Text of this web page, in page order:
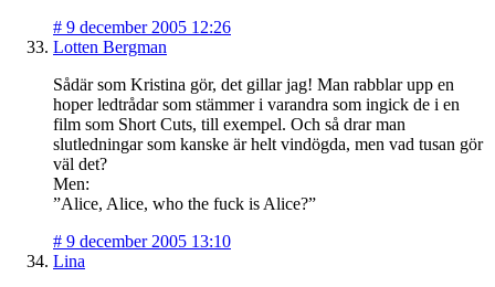
# 9 december 2005 12:26
Lotten Bergman
Sådär som Kristina gör, det gillar jag! Man rabblar upp en
hoper ledtrådar som stämmer i varandra som ingick de i en
film som Short Cuts, till exempel. Och så drar man
slutledningar som kanske är helt vindögda, men vad tusan gör
väl det?
Men:
”Alice, Alice, who the fuck is Alice?”
# 9 december 2005 13:10
Lina